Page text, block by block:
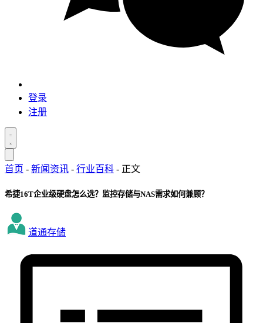
登录
注册
首页 - 新闻资讯 - 行业百科 - 正文
希捷16T企业级硬盘怎么选？监控存储与NAS需求如何兼顾？
道通存储